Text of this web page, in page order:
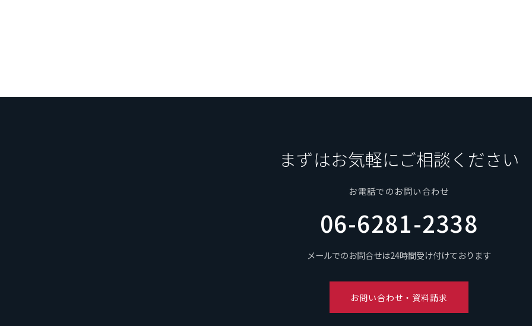
まずはお気軽にご相談ください
お電話でのお問い合わせ
06-6281-2338
メールでのお問合せは24時間受け付けております
お問い合わせ・資料請求